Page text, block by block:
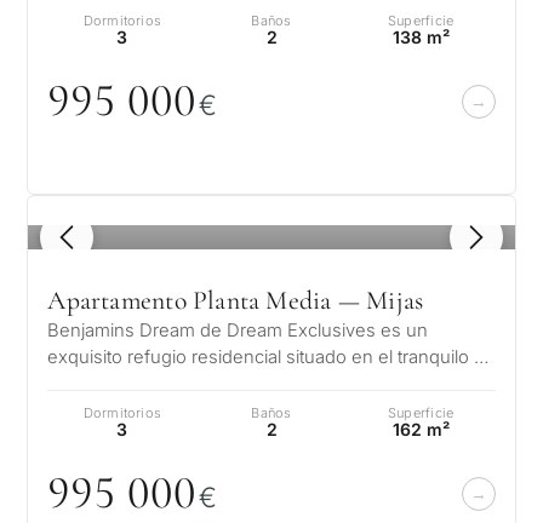
Dormitorios
3
Baños
2
Superficie
138 m²
995 000€
1 / 8
Apartamento Planta Media — Mijas
Benjamins Dream de Dream Exclusives es un
exquisito refugio residencial situado en el tranquilo y
Dormitorios
3
Baños
2
Superficie
162 m²
995 000€